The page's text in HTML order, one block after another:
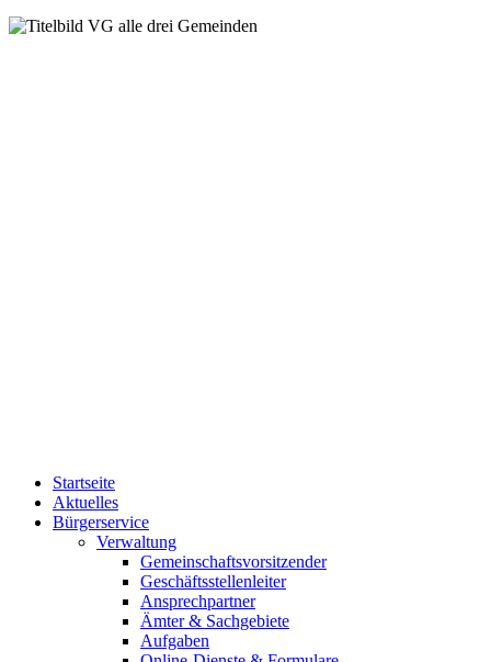
Startseite
Aktuelles
Bürgerservice
Verwaltung
Gemeinschaftsvorsitzender
Geschäftsstellenleiter
Ansprechpartner
Ämter & Sachgebiete
Aufgaben